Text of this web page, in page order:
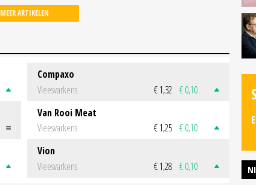
MEER ARTIKELEN
Compaxo
Vleesvarkens
€ 1,32 € 0,10
Van Rooi Meat
Vleesvarkens
€ 1,25 € 0,10
Vion
Vleesvarkens
€ 1,28 € 0,10